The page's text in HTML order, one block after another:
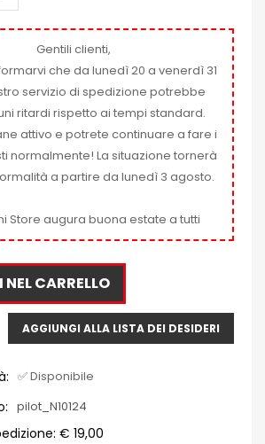
Gentili clienti,
che da lunedì 20 a venerdì 31
servizio di spedizione potrebbe
ritardi rispetto ai tempi standard.
attivo e potrete continuare a fare i
normalmente! La situazione tornerà
a partire da lunedì 3 agosto.
Store augura buona estate a tutti
CARRELLO
AGGIUNGI ALLA LISTA DEI DESIDERI
✅ Disponibile
pilot_N10124
€ 19,00